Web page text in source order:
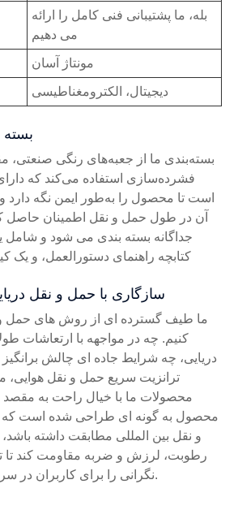
بله، ما پشتیبانی فنی کامل را ارائه
می دهیم
مونتاژ آسان
دیجیتال، الکترومغناطیسی
بسته‌بندی ما از جعبه‌های رنگی صنعتی،
فشرده‌سازی استفاده می‌کند که
آن در طول حمل و نقل اطمینان حاصل
جداگانه بسته بندی می شود و شامل
کتابچه راهنمای دستورالعمل، و یک
سازگاری با حمل و نقل
ما طیف گسترده ای از روش های حمل و
کنیم. چه در مواجهه با ارتعاشات
دریایی، چه شرایط جاده ای چالش
ترانزیت سریع حمل و نقل هوایی،
محصولات ما با خیال راحت به
محصول به گونه ای طراحی شده است که
و نقل بین المللی مطابقت داشته باشد،
رطوبت، لرزش و ضربه مقاومت کند تا
نگرانی را برای کاربران در سراسر جهان فراهم کند.